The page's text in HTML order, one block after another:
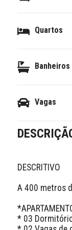
Quartos
Banheiros
Vagas
DESCRITIVO
A 400 metros
* 03